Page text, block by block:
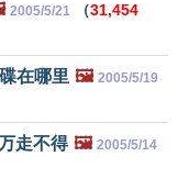
2005/5/21 （31,454
在哪里 🖼️ 2005/5/19
走不得 🖼️ 2005/5/14